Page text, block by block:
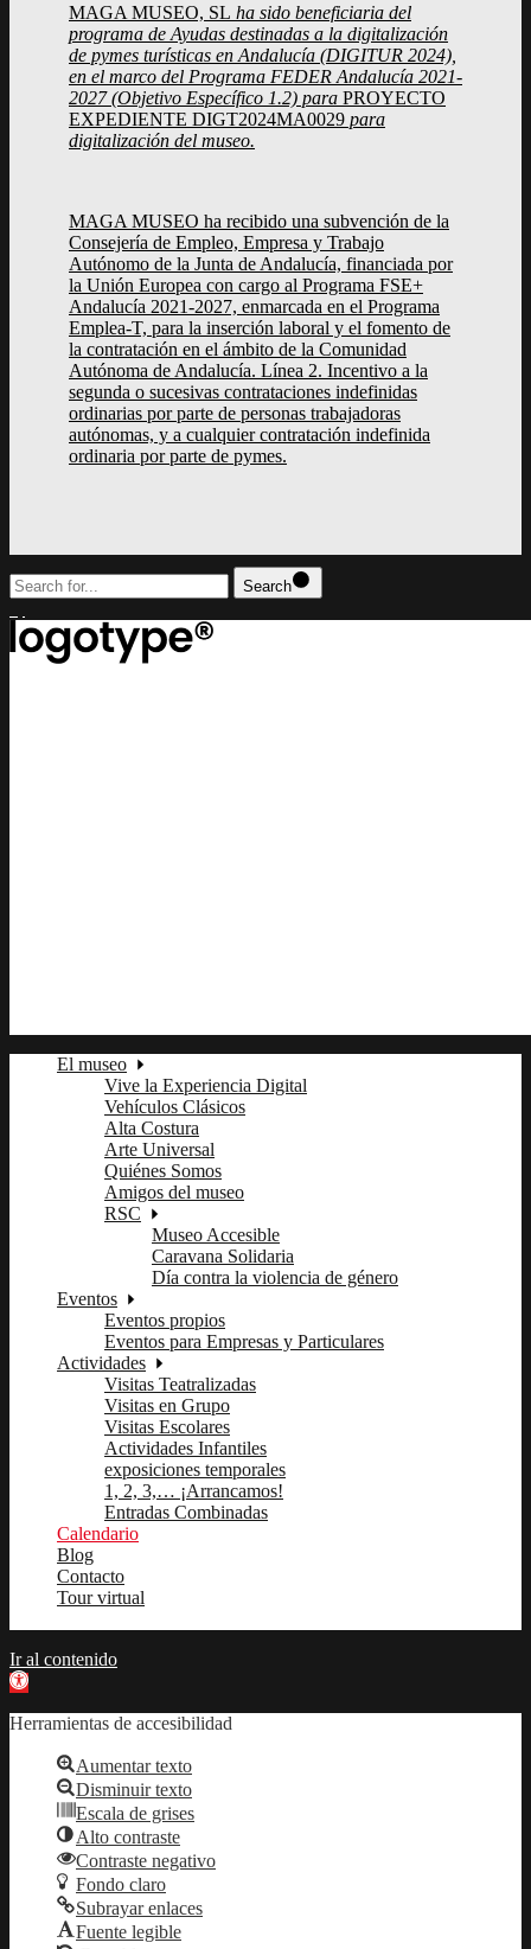
MAGA MUSEO, SL ha sido beneficiaria del
programa de Ayudas destinadas a la digitalización
de pymes turísticas en Andalucía (DIGITUR 2024),
en el marco del Programa FEDER Andalucía 2021-
2027 (Objetivo Específico 1.2) para PROYECTO
EXPEDIENTE DIGT2024MA0029 para
digitalización del museo.
MAGA MUSEO ha recibido una subvención de la
Consejería de Empleo, Empresa y Trabajo
Autónomo de la Junta de Andalucía, financiada por
la Unión Europea con cargo al Programa FSE+
Andalucía 2021-2027, enmarcada en el Programa
Emplea-T, para la inserción laboral y el fomento de
la contratación en el ámbito de la Comunidad
Autónoma de Andalucía. Línea 2. Incentivo a la
segunda o sucesivas contrataciones indefinidas
ordinarias por parte de personas trabajadoras
autónomas, y a cualquier contratación indefinida
ordinaria por parte de pymes.
Search
El museo
Vive la Experiencia Digital
Vehículos Clásicos
Alta Costura
Arte Universal
Quiénes Somos
Amigos del museo
RSC
Museo Accesible
Caravana Solidaria
Día contra la violencia de género
Eventos
Eventos propios
Eventos para Empresas y Particulares
Actividades
Visitas Teatralizadas
Visitas en Grupo
Visitas Escolares
Actividades Infantiles
exposiciones temporales
1, 2, 3,… ¡Arrancamos!
Entradas Combinadas
Calendario
Blog
Contacto
Tour virtual
Ir al contenido
Abrir barra de herramientas
Herramientas de accesibilidad
Aumentar texto
Disminuir texto
Escala de grises
Alto contraste
Contraste negativo
Fondo claro
Subrayar enlaces
Fuente legible